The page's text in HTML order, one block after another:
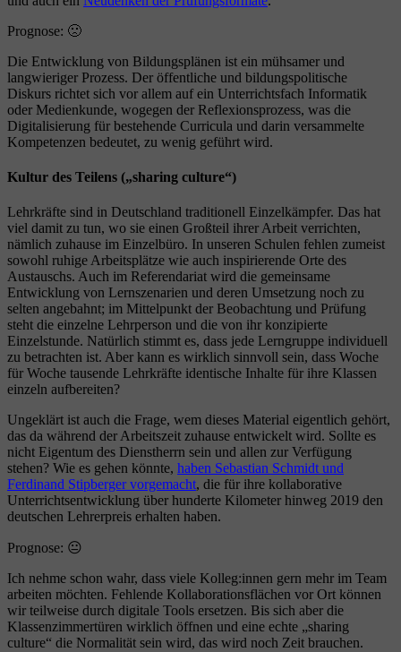
Prognose: 🙁
Die Entwicklung von Bildungsplänen ist ein mühsamer und
langwieriger Prozess. Der öffentliche und bildungspolitische
Diskurs richtet sich vor allem auf ein Unterrichtsfach Informatik
oder Medienkunde, wogegen der Reflexionsprozess, was die
Digitalisierung für bestehende Curricula und darin versammelte
Kompetenzen bedeutet, zu wenig geführt wird.
Kultur des Teilens („sharing culture“)
Lehrkräfte sind in Deutschland traditionell Einzelkämpfer. Das hat
viel damit zu tun, wo sie einen Großteil ihrer Arbeit verrichten,
nämlich zuhause im Einzelbüro. In unseren Schulen fehlen zumeist
sowohl ruhige Arbeitsplätze wie auch inspirierende Orte des
Austauschs. Auch im Referendariat wird die gemeinsame
Entwicklung von Lernszenarien und deren Umsetzung noch zu
selten angebahnt; im Mittelpunkt der Beobachtung und Prüfung
steht die einzelne Lehrperson und die von ihr konzipierte
Einzelstunde. Natürlich stimmt es, dass jede Lerngruppe individuell
zu betrachten ist. Aber kann es wirklich sinnvoll sein, dass Woche
für Woche tausende Lehrkräfte identische Inhalte für ihre Klassen
einzeln aufbereiten?
Ungeklärt ist auch die Frage, wem dieses Material eigentlich gehört,
das da während der Arbeitszeit zuhause entwickelt wird. Sollte es
nicht Eigentum des Dienstherrn sein und allen zur Verfügung
stehen? Wie es gehen könnte, haben Sebastian Schmidt und
Ferdinand Stipberger vorgemacht, die für ihre kollaborative
Unterrichtsentwicklung über hunderte Kilometer hinweg 2019 den
deutschen Lehrerpreis erhalten haben.
Prognose: 😐
Ich nehme schon wahr, dass viele Kolleg:innen gern mehr im Team
arbeiten möchten. Fehlende Kollaborationsflächen vor Ort können
wir teilweise durch digitale Tools ersetzen. Bis sich aber die
Klassenzimmertüren wirklich öffnen und eine echte „sharing
culture“ die Normalität sein wird, das wird noch Zeit brauchen.